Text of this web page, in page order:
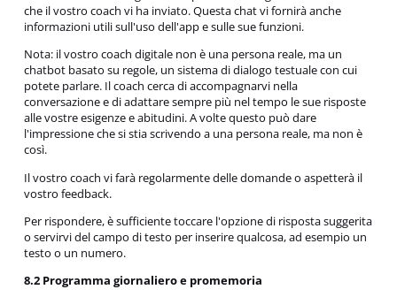
che il vostro coach vi ha inviato. Questa chat vi fornirà anche
informazioni utili sull'uso dell'app e sulle sue funzioni.
Nota: il vostro coach digitale non è una persona reale, ma un
chatbot basato su regole, un sistema di dialogo testuale con cui
potete parlare. Il coach cerca di accompagnarvi nella
conversazione e di adattare sempre più nel tempo le sue risposte
alle vostre esigenze e abitudini. A volte questo può dare
l'impressione che si stia scrivendo a una persona reale, ma non è
così.
Il vostro coach vi farà regolarmente delle domande o aspetterà il
vostro feedback.
Per rispondere, è sufficiente toccare l'opzione di risposta suggerita
o servirvi del campo di testo per inserire qualcosa, ad esempio un
testo o un numero.
8.2 Programma giornaliero e promemoria